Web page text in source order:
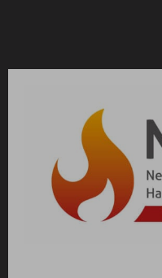
boven schuift,
luchttoevoer te
schuift u de
vuurtje schuift u de
Easy Door System
Het openen van de